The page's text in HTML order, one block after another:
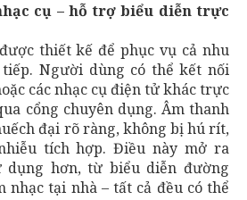
cụ – hỗ trợ biểu diễn trực
thiết kế để phục vụ cả nhu
Người dùng có thể kết nối
các nhạc cụ điện tử khác trực
cổng chuyên dụng. Âm thanh
đại rõ ràng, không bị hú rít,
tích hợp. Điều này mở ra
dụng hơn, từ biểu diễn đường
nhạc tại nhà – tất cả đều có thể